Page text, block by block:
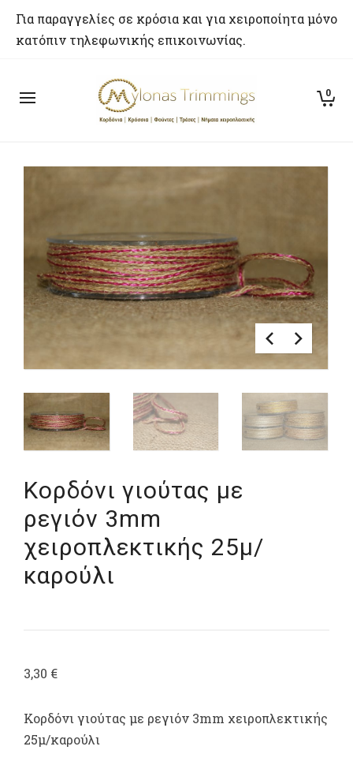
Για παραγγελίες σε κρόσια και για χειροποίητα μόνο
κατόπιν τηλεφωνικής επικοινωνίας.
0
Κορδόνι γιούτας με
ρεγιόν 3mm
χειροπλεκτικής 25μ/
καρούλι
3,30 €
Κορδόνι γιούτας με ρεγιόν 3mm χειροπλεκτικής
25μ/καρούλι